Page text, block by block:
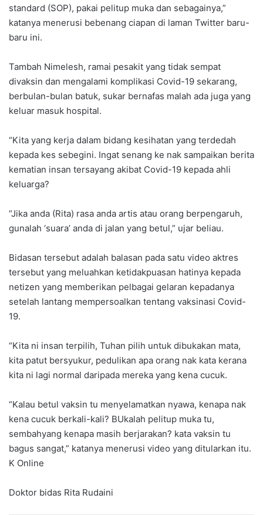
standard (SOP), pakai pelitup muka dan sebagainya,”
katanya menerusi bebenang ciapan di laman Twitter baru-
baru ini.
Tambah Nimelesh, ramai pesakit yang tidak sempat
divaksin dan mengalami komplikasi Covid-19 sekarang,
berbulan-bulan batuk, sukar bernafas malah ada juga yang
keluar masuk hospital.
“Kita yang kerja dalam bidang kesihatan yang terdedah
kepada kes sebegini. Ingat senang ke nak sampaikan berita
kematian insan tersayang akibat Covid-19 kepada ahli
keluarga?
“Jika anda (Rita) rasa anda artis atau orang berpengaruh,
gunalah ‘suara’ anda di jalan yang betul,” ujar beliau.
Bidasan tersebut adalah balasan pada satu video aktres
tersebut yang meluahkan ketidakpuasan hatinya kepada
netizen yang memberikan pelbagai gelaran kepadanya
setelah lantang mempersoalkan tentang vaksinasi Covid-
19.
“Kita ni insan terpilih, Tuhan pilih untuk dibukakan mata,
kita patut bersyukur, pedulikan apa orang nak kata kerana
kita ni lagi normal daripada mereka yang kena cucuk.
“Kalau betul vaksin tu menyelamatkan nyawa, kenapa nak
kena cucuk berkali-kali? BUkalah pelitup muka tu,
sembahyang kenapa masih berjarakan? kata vaksin tu
bagus sangat,” katanya menerusi video yang ditularkan itu.
K Online
Doktor bidas Rita Rudaini